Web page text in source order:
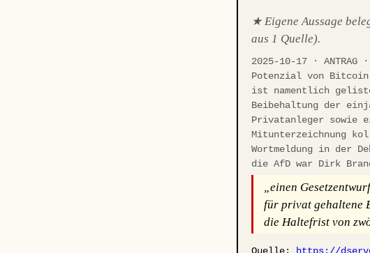
★ Eigene Aussage
aus 1 Quelle).
2025-10-17 · ANTRAG
Potenzial von
ist namentlich
Beibehaltung der
Privatanleger sowie
Mitunterzeichnung
Wortmeldung in der
die AfD war Dirk
„einen
für privat gehaltene
die Haltefrist von
Quelle: https://